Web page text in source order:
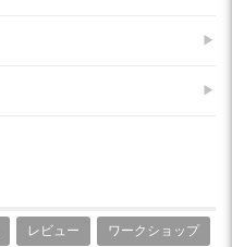
レビュー ワークショップ